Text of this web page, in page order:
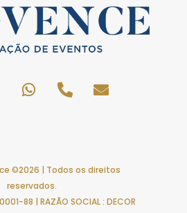
©2026 | Todos os direitos
reservados.
88 | RAZÃO SOCIAL : DECOR